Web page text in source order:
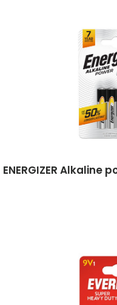
ENERGIZER Alkaline